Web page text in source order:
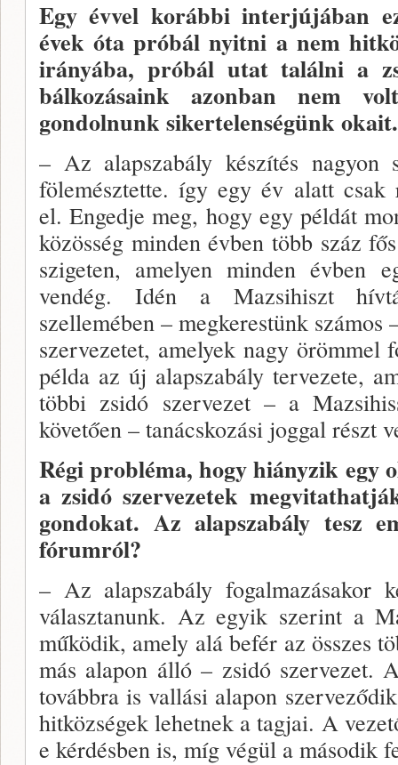
Egy évvel korábbi interjújában
évek óta próbál nyitni a nem
irányába, próbál utat találni a
bálkozásaink azonban nem
gondolnunk sikertelenségünk
– Az alapszabály készítés nagyon
fölemésztette. így egy év alatt csak
el. Engedje meg, hogy egy példát
közösség minden évben több száz
szigeten, amelyen minden évben
vendég. Idén a Mazsihiszt
szellemében – megkerestünk
szervezetet, amelyek nagy örömmel
példa az új alapszabály tervezete,
többi zsi­dó szervezet – a
követően – tanácskozási joggal részt
Régi probléma, hogy hiányzik egy
a zsidó szervezetek
gondokat. Az alap­szabály tesz
fórumról?
– Az alapszabály fogalmazásakor
választanunk. Az egyik szerint a
működik, amely alá befér az összes
más alapon álló – zsidó szervezet.
továbbra is vallási alapon
hitköz­ségek lehetnek a tag­jai. A
e kérdésben is, míg vé­gül a második